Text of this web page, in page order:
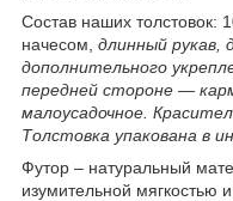
Состав наших толстовок:
начесом, длинный рукав,
дополнительного
передней стороне ―
малоусадочное.
Толстовка упакована в
Футор – натуральный
изумительной мягкостью